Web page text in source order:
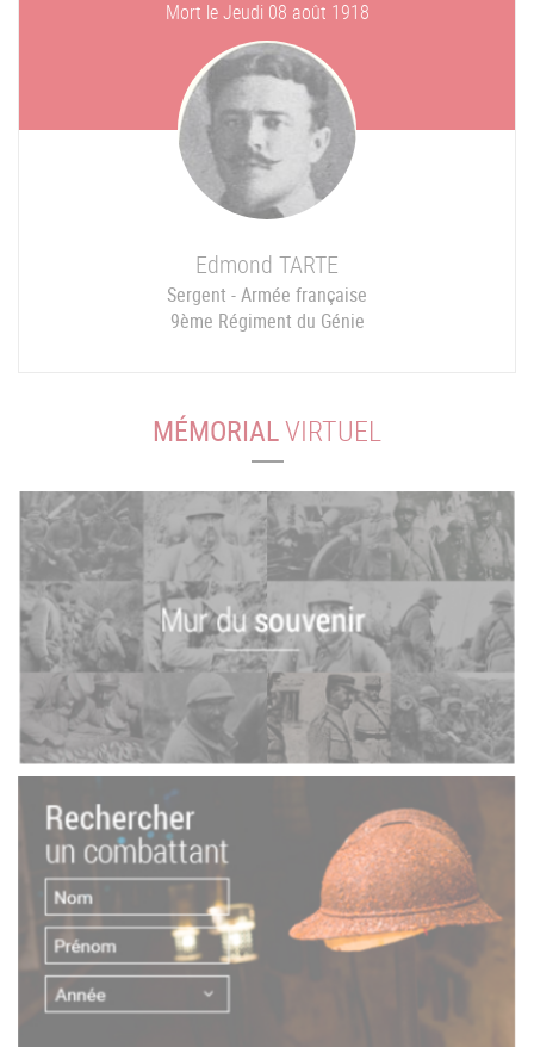
Mort leJeudi 08 août 1918
Edmond TARTE
Sergent - Armée française
9ème Régiment du Génie
MÉMORIALVIRTUEL